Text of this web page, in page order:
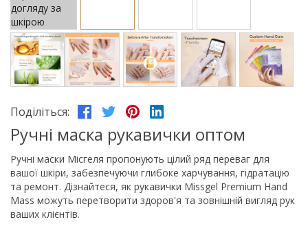
Поділіться:
Ручні маска рукавички оптом
Ручні маски Місгеля пропонують цілий ряд переваг для
вашої шкіри, забезпечуючи глибоке харчування, гідратацію
та ремонт. Дізнайтеся, як рукавички Missgel Premium Hand
Mass можуть перетворити здоров'я та зовнішній вигляд рук
ваших клієнтів.